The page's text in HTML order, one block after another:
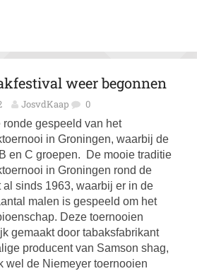
weer begonnen
JosvdKaap 0
gespeeld van het
in Groningen, waarbij de
en C groepen. De mooie traditie
in Groningen rond de
sinds 1963, waarbij er in de
malen is gespeeld om het
Deze toernooien
gemaakt door tabaksfabrikant
producent van Samson shag,
wel de Niemeyer toernooien